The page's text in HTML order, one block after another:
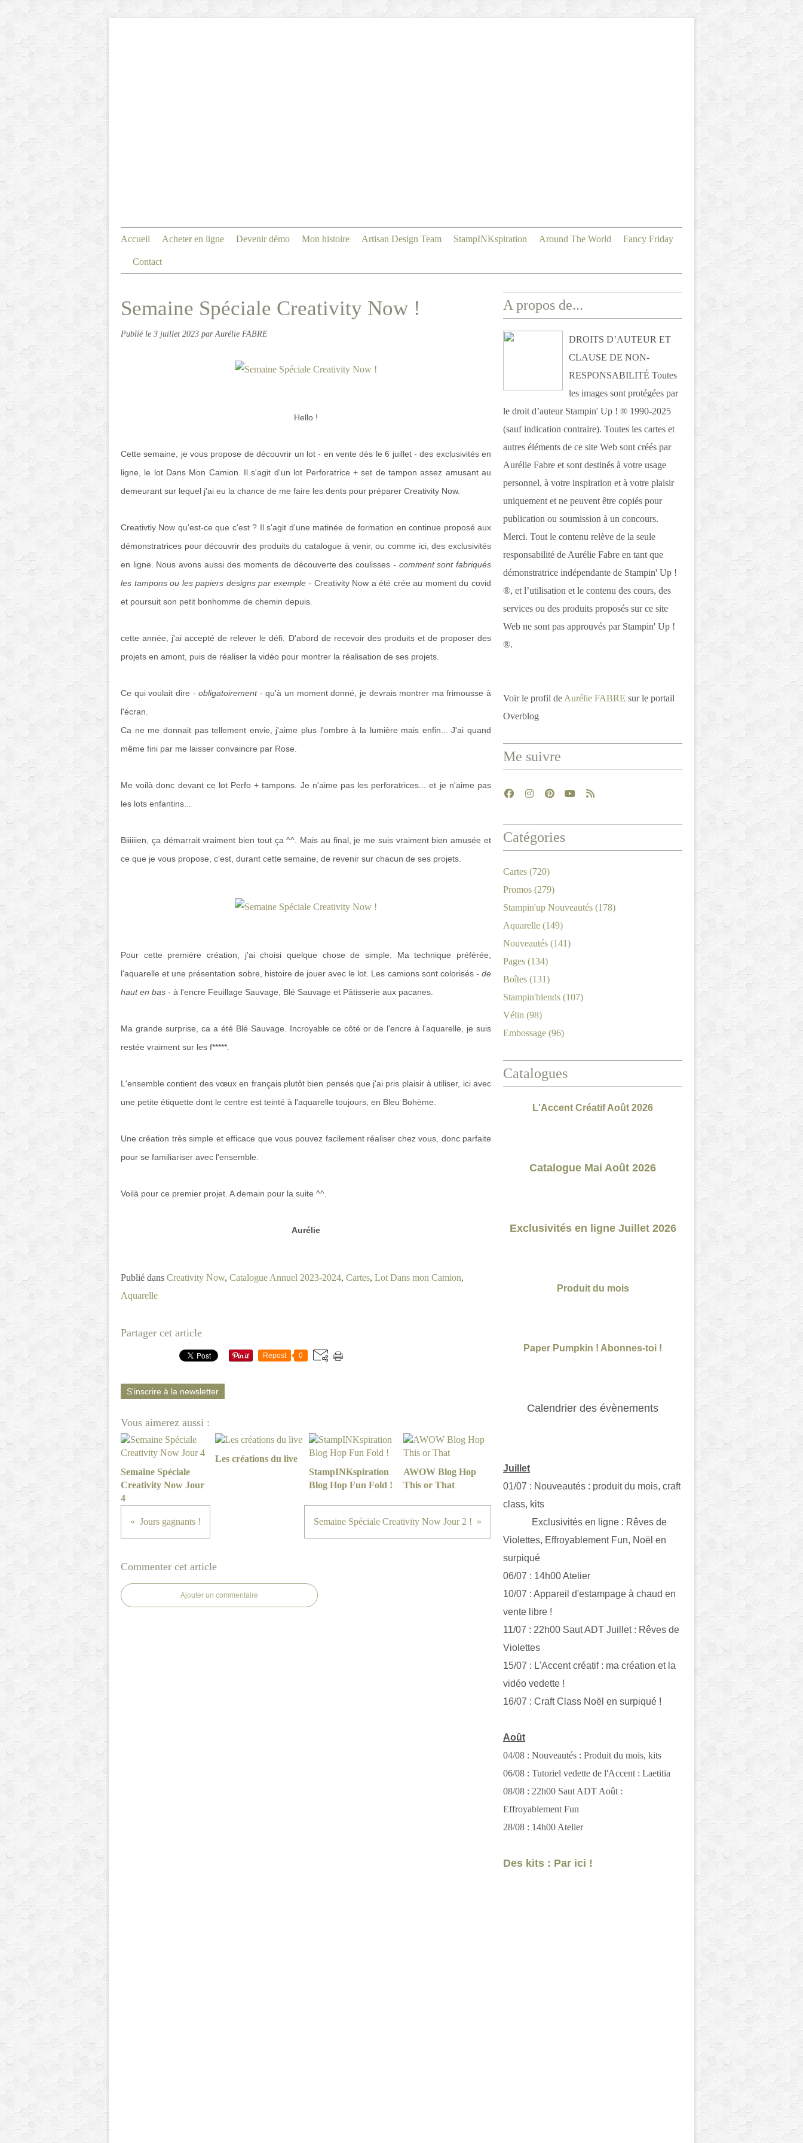
Accueil Acheter en ligne Devenir démo Mon histoire Artisan Design Team StampINKspiration Around The World Fancy Friday
Contact
Semaine Spéciale Creativity Now !
Publié le 3 juillet 2023 par Aurélie FABRE
Hello !
Cette semaine, je vous propose de découvrir un lot - en vente dès le 6 juillet - des exclusivités en
ligne, le lot Dans Mon Camion. Il s'agit d'un lot Perforatrice + set de tampon assez amusant au
demeurant sur lequel j'ai eu la chance de me faire les dents pour préparer Creativity Now.
Creativtiy Now qu'est-ce que c'est ? Il s'agit d'une matinée de formation en continue proposé aux
démonstratrices pour découvrir des produits du catalogue à venir, ou comme ici, des exclusivités
en ligne. Nous avons aussi des moments de découverte des coulisses - comment sont fabriqués
les tampons ou les papiers designs par exemple - Creativity Now a été crée au moment du covid
et poursuit son petit bonhomme de chemin depuis.
cette année, j'ai accepté de relever le défi. D'abord de recevoir des produits et de proposer des
projets en amont, puis de réaliser la vidéo pour montrer la réalisation de ses projets.
Ce qui voulait dire - obligatoirement -qu'à un moment donné, je devrais montrer ma frimousse à
l'écran.
Ca ne me donnait pas tellement envie, j'aime plus l'ombre à la lumière mais enfin... J'ai quand
même fini par me laisser convaincre par Rose.
Me voilà donc devant ce lot Perfo + tampons. Je n'aime pas les perforatrices... et je n'aime pas
les lots enfantins...
Biiiiiien, ça démarrait vraiment bien tout ça ^^. Mais au final, je me suis vraiment bien amusée et
ce que je vous propose, c'est, durant cette semaine, de revenir sur chacun de ses projets.
Pour cette première création, j'ai choisi quelque chose de simple. Ma technique préférée,
l'aquarelle et une présentation sobre, histoire de jouer avec le lot. Les camions sont colorisés - de
haut en bas - à l'encre Feuillage Sauvage, Blé Sauvage et Pâtisserie aux pacanes.
Ma grande surprise, ca a été Blé Sauvage. Incroyable ce côté or de l'encre à l'aquarelle, je suis
restée vraiment sur les f*****.
L'ensemble contient des vœux en français plutôt bien pensés que j'ai pris plaisir à utiliser, ici avec
une petite étiquette dont le centre est teinté à l'aquarelle toujours, en Bleu Bohème.
Une création très simple et efficace que vous pouvez facilement réaliser chez vous, donc parfaite
pour se familiariser avec l'ensemble.
Voilà pour ce premier projet. A demain pour la suite ^^.
Aurélie
Publié dans Creativity Now, Catalogue Annuel 2023-2024, Cartes, Lot Dans mon Camion,
Aquarelle
Partager cet article
Repost 0
S'inscrire à la newsletter
Vous aimerez aussi :
Semaine Spéciale
Creativity Now Jour
4
Les créations du live
StampINKspiration
Blog Hop Fun Fold !
AWOW Blog Hop
This or That
Jours gagnants ! Semaine Spéciale Creativity Now Jour 2 !
Commenter cet article
Ajouter un commentaire
A propos de...
DROITS D’AUTEUR ET
CLAUSE DE NON-
RESPONSABILITÉ Toutes
les images sont protégées par
le droit d’auteur Stampin' Up ! ® 1990-2025
(sauf indication contraire). Toutes les cartes et
autres éléments de ce site Web sont créés par
Aurélie Fabre et sont destinés à votre usage
personnel, à votre inspiration et à votre plaisir
uniquement et ne peuvent être copiés pour
publication ou soumission à un concours.
Merci. Tout le contenu relève de la seule
responsabilité de Aurélie Fabre en tant que
démonstratrice indépendante de Stampin' Up !
®, et l’utilisation et le contenu des cours, des
services ou des produits proposés sur ce site
Web ne sont pas approuvés par Stampin' Up !
®.
Voir le profil de Aurélie FABRE sur le portail
Overblog
Me suivre
Catégories
Cartes (720)
Promos (279)
Stampin'up Nouveautés (178)
Aquarelle (149)
Nouveautés (141)
Pages (134)
Boîtes (131)
Stampin'blends (107)
Vélin (98)
Embossage (96)
Catalogues
L'Accent Créatif Août 2026
Catalogue Mai Août 2026
Exclusivités en ligne Juillet 2026
Produit du mois
Paper Pumpkin ! Abonnes-toi !
Calendrier des évènements
Juillet
01/07 : Nouveautés : produit du mois, craft
class, kits
Exclusivités en ligne : Rêves de
Violettes, Effroyablement Fun, Noël en
surpiqué
06/07 : 14h00 Atelier
10/07 : Appareil d'estampage à chaud en
vente libre !
11/07 : 22h00 Saut ADT Juillet : Rêves de
Violettes
15/07 : L'Accent créatif : ma création et la
vidéo vedette !
16/07 : Craft Class Noël en surpiqué !
Août
04/08 : Nouveautés : Produit du mois, kits
06/08 : Tutoriel vedette de l'Accent : Laetitia
08/08 : 22h00 Saut ADT Août :
Effroyablement Fun
28/08 : 14h00 Atelier
Des kits : Par ici !